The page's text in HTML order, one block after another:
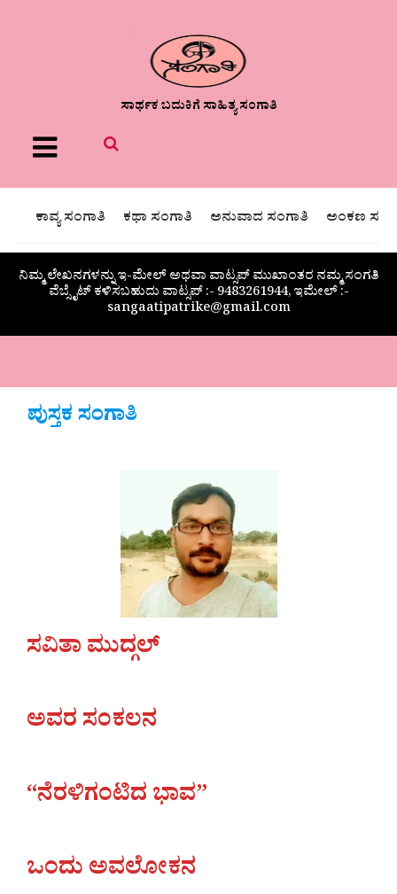
ಸಾರ್ಥಕ ಬದುಕಿಗೆ ಸಾಹಿತ್ಯ ಸಂಗಾತಿ
Menu
ಕಾವ್ಯ ಸಂಗಾತಿ ಕಥಾ ಸಂಗಾತಿ ಅನುವಾದ ಸಂಗಾತಿ ಅಂಕಣ
ನಿಮ್ಮ ಲೇಖನಗಳನ್ನು ಇ-ಮೇಲ್ ಅಥವಾ ವಾಟ್ಸಪ್ ಮುಖಾಂತರ ನಮ್ಮ ಸಂಗತಿ
ವೆಬ್ಸೈಟ್ ಕಳಿಸಬಹುದು ವಾಟ್ಸಪ್‌ :- 9483261944, ಇಮೇಲ್ :-
sangaatipatrike@gmail.com
ಪುಸ್ತಕ ಸಂಗಾತಿ
ಸವಿತಾ ಮುದ್ಗಲ್
ಅವರ ಸಂಕಲನ
“ನೆರಳಿಗಂಟಿದ ಭಾವ”
ಒಂದು ಅವಲೋಕನ